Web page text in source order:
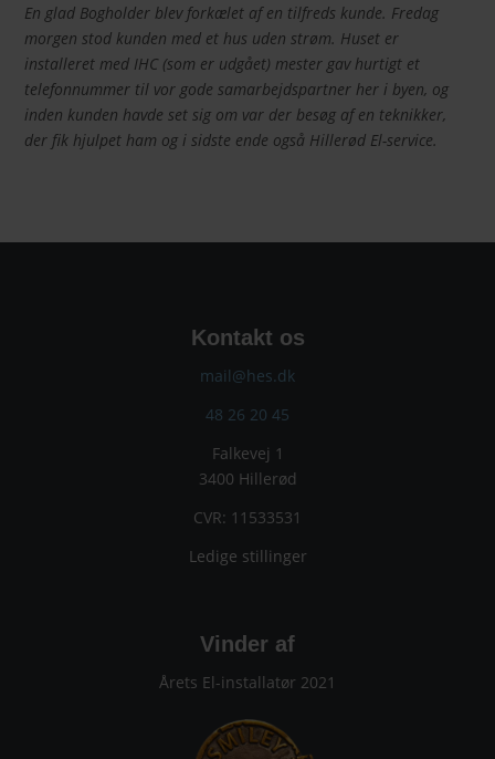
En glad Bogholder blev forkælet af en tilfreds kunde. Fredag
morgen stod kunden med et hus uden strøm. Huset er
installeret med IHC (som er udgået) mester gav hurtigt et
telefonnummer til vor gode samarbejdspartner her i byen, og
inden kunden havde set sig om var der besøg af en teknikker,
der fik hjulpet ham og i sidste ende også Hillerød El-service.
Kontakt os
mail@hes.dk
48 26 20 45
Falkevej 1
3400 Hillerød
CVR: 11533531
Ledige stillinger
Vinder af
Årets El-installatør 2021